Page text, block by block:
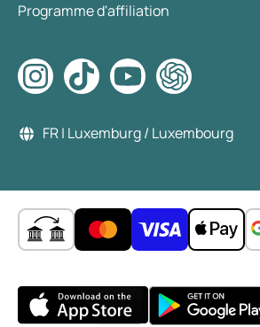
Programme d'affiliation
FR | Luxemburg / Luxembourg